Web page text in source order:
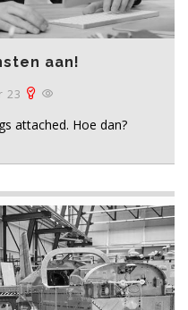
aan!
23
attached. Hoe dan?